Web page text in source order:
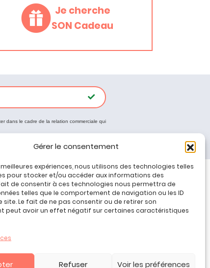
Gérer le consentement
expériences, nous utilisons des technologies telles
pour stocker et/ou accéder aux informations des
de consentir à ces technologies nous permettra de
telles que le comportement de navigation ou les ID
site. Le fait de ne pas consentir ou de retirer son
peut avoir un effet négatif sur certaines caractéristiques
Refuser Voir les préférences
Je cherche
SON Cadeau
dans le cadre de la relation commerciale qui
Tous nos produits
Promos jeux de loisirs créatifs
Plan du site